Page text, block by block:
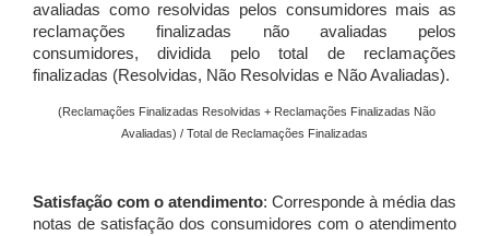
avaliadas como resolvidas pelos consumidores mais as
reclamações finalizadas não avaliadas pelos
consumidores, dividida pelo total de reclamações
finalizadas (Resolvidas, Não Resolvidas e Não Avaliadas).
(Reclamações Finalizadas Resolvidas + Reclamações Finalizadas Não
Avaliadas) / Total de Reclamações Finalizadas
Satisfação com o atendimento: Corresponde à média das
notas de satisfação dos consumidores com o atendimento